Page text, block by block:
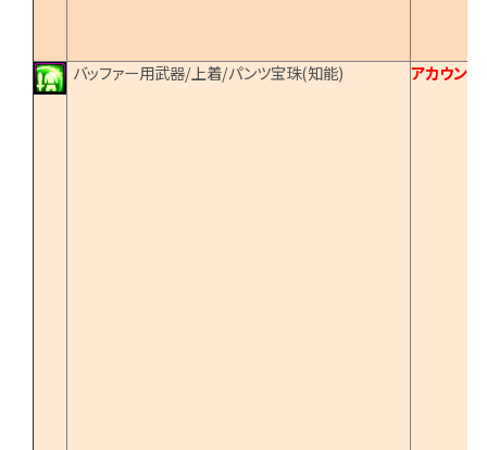
バッファー用武器/上着/パンツ宝珠(知能) アカウント